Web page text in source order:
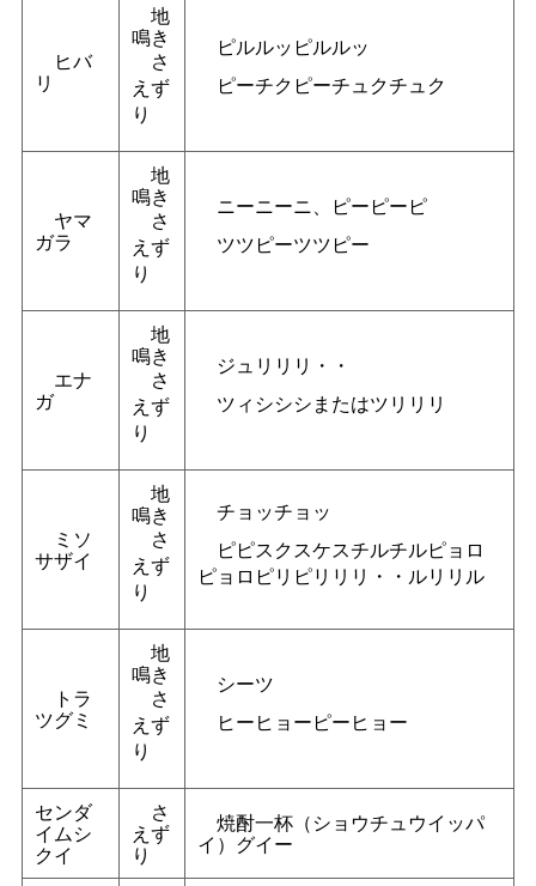
ヒバ
リ
地
鳴き
さ
えず
り
ピルルッピルルッ
ピーチクピーチュクチュク
ヤマ
ガラ
地
鳴き
さ
えず
り
ニーニーニ、ピーピーピ
ツツピーツツピー
エナ
ガ
地
鳴き
さ
えず
り
ジュリリリ・・
ツィシシシまたはツリリリ
ミソ
サザイ
地
鳴き
さ
えず
り
チョッチョッ
ピピスクスケスチルチルピョロ
ピョロピリピリリリ・・ルリリル
トラ
ツグミ
地
鳴き
さ
えず
り
シーツ
ヒーヒョーピーヒョー
センダ
イムシ
クイ
さ
えず
り
焼酎一杯（ショウチュウイッパ
イ）グイー